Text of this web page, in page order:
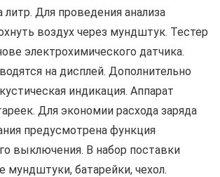
литр. Для проведения анализа
воздух через мундштук. Тестер
электрохимического датчика.
на дисплей. Дополнительно
индикация. Аппарат
Для экономии расхода заряда
предусмотрена функция
выключения. В набор поставки
мундштуки, батарейки, чехол.